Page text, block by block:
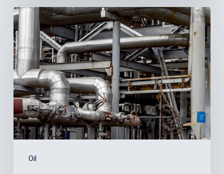
Oil
Always
schedule
time
for
daily
meditation